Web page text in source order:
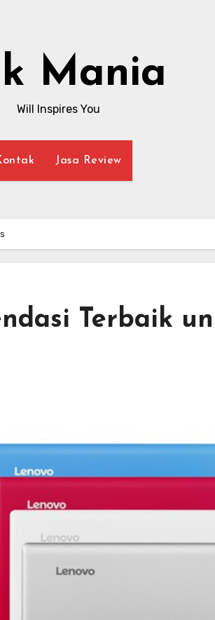
Mania
Will Inspires You
Jasa Review
Terbaik